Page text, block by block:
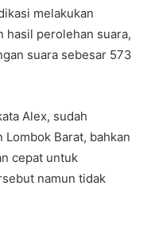
melakukan
hasil perolehan suara,
suara sebesar 573
Alex, sudah
Lombok Barat, bahkan
cepat untuk
namun tidak